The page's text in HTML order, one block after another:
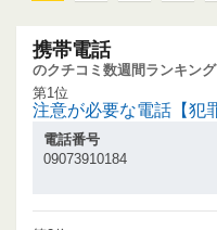
携帯電話
のクチコミ数週間ランキング
第1位
注意が必要な電話【犯
電話番号
09073910184